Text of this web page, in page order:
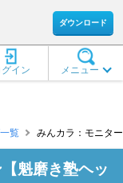
ダウンロード
メニュー
グイン
覧 みんカラ：モニタ
魁磨き塾ヘッ